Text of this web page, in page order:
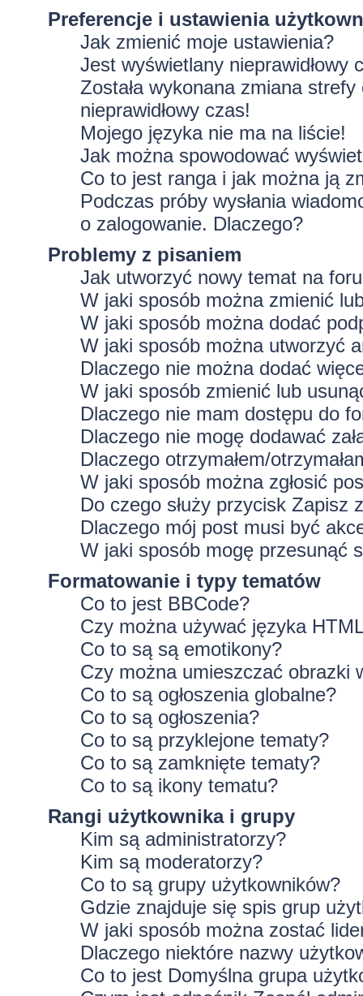
Preferencje i ustawienia
Jak zmienić moje ustawienia?
Jest wyświetlany nieprawidłowy
Została wykonana zmiana
nieprawidłowy czas!
Mojego języka nie ma na liście!
Jak można spowodować
Co to jest ranga i jak można ją
Podczas próby wysłania
o zalogowanie. Dlaczego?
Problemy z pisaniem
Jak utworzyć nowy temat na
W jaki sposób można zmienić
W jaki sposób można dodać
W jaki sposób można utworzyć
Dlaczego nie można dodać
W jaki sposób zmienić lub
Dlaczego nie mam dostępu do
Dlaczego nie mogę dodawać
Dlaczego otrzymałem/
W jaki sposób można zgłosić
Do czego służy przycisk Zapisz
Dlaczego mój post musi być
W jaki sposób mogę przesunąć
Formatowanie i typy tematów
Co to jest BBCode?
Czy można używać języka
Co to są są emotikony?
Czy można umieszczać obrazki
Co to są ogłoszenia globalne?
Co to są ogłoszenia?
Co to są przyklejone tematy?
Co to są zamknięte tematy?
Co to są ikony tematu?
Rangi użytkownika i grupy
Kim są administratorzy?
Kim są moderatorzy?
Co to są grupy użytkowników?
Gdzie znajduje się spis grup
W jaki sposób można zostać
Dlaczego niektóre nazwy
Co to jest Domyślna grupa